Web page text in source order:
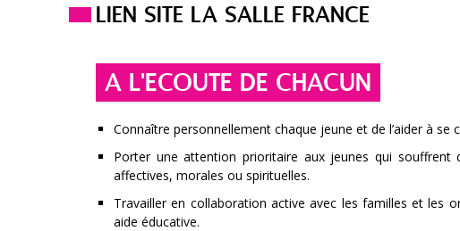
LIEN SITE LA SALLE FRANCE
A L'ECOUTE DE CHACUN
Connaître personnellement chaque jeune et de l’aider à se
Porter une attention prioritaire aux jeunes qui souffrent
affectives, morales ou spirituelles.
Travailler en collaboration active avec les familles et les
aide éducative.